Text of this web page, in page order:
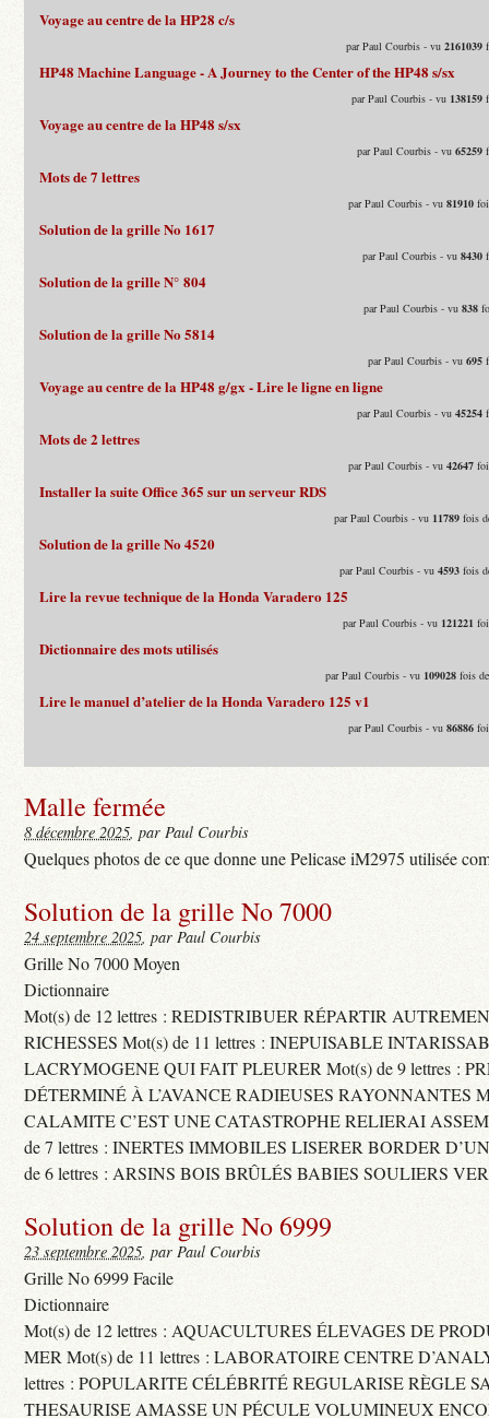
Voyage au centre de la HP28 c/s
par Paul Courbis - vu2161039
HP48 Machine Language - A Journey to the Center of the HP48 s/sx
par Paul Courbis - vu 138159
Voyage au centre de la HP48 s/sx
par Paul Courbis - vu65259
Mots de 7 lettres
par Paul Courbis - vu81910
Solution de la grille No 1617
par Paul Courbis - vu8430
Solution de la grille N° 804
par Paul Courbis - vu838
Solution de la grille No 5814
par Paul Courbis - vu695
Voyage au centre de la HP48 g/gx - Lire le ligne en ligne
par Paul Courbis - vu45254
Mots de 2 lettres
par Paul Courbis - vu42647
Installer la suite Office 365 sur un serveur RDS
par Paul Courbis - vu 11789 fois
Solution de la grille No 4520
par Paul Courbis - vu4593 fois
Lire la revue technique de la Honda Varadero 125
par Paul Courbis - vu 121221
Dictionnaire des mots utilisés
par Paul Courbis - vu 109028 fois
Lire le manuel d’atelier de la Honda Varadero 125 v1
par Paul Courbis - vu86886
Malle fermée
8 décembre 2025, par Paul Courbis
Quelques photos de ce que donne une Pelicase iM2975 utilisée
Solution de la grille No 7000
24 septembre 2025, par Paul Courbis
Grille No 7000 Moyen
Dictionnaire
Mot(s) de 12 lettres : REDISTRIBUER RÉPARTIR
RICHESSES Mot(s) de 11 lettres : INEPUISABLE
LACRYMOGENE QUI FAIT PLEURER Mot(s) de 9 lettres :
DÉTERMINÉ À L’AVANCE RADIEUSES RAYONNANTES
CALAMITE C’EST UNE CATASTROPHE RELIERAI
de 7 lettres : INERTES IMMOBILES LISERER BORDER
de 6 lettres : ARSINS BOIS BRÛLÉS BABIES SOULIERS
Solution de la grille No 6999
23 septembre 2025, par Paul Courbis
Grille No 6999 Facile
Dictionnaire
Mot(s) de 12 lettres : AQUACULTURES ÉLEVAGES DE
MER Mot(s) de 11 lettres : LABORATOIRE CENTRE
lettres : POPULARITE CÉLÉBRITÉ REGULARISE RÈGLE
THESAURISE AMASSE UN PÉCULE VOLUMINEUX